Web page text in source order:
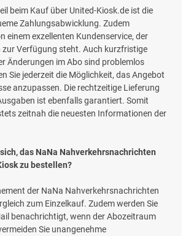
beim Kauf über United-Kiosk.de ist die
Zahlungsabwicklung. Zudem
einem exzellenten Kundenservice, der
zur Verfügung steht. Auch kurzfristige
Änderungen im Abo sind problemlos
Sie jederzeit die Möglichkeit, das Angebot
anzupassen. Die rechtzeitige Lieferung
ist ebenfalls garantiert. Somit
zeitnah die neuesten Informationen der
das NaNa Nahverkehrsnachrichten
zu bestellen?
der NaNa Nahverkehrsnachrichten
zum Einzelkauf. Zudem werden Sie
benachrichtigt, wenn der Abozeitraum
Sie unangenehme